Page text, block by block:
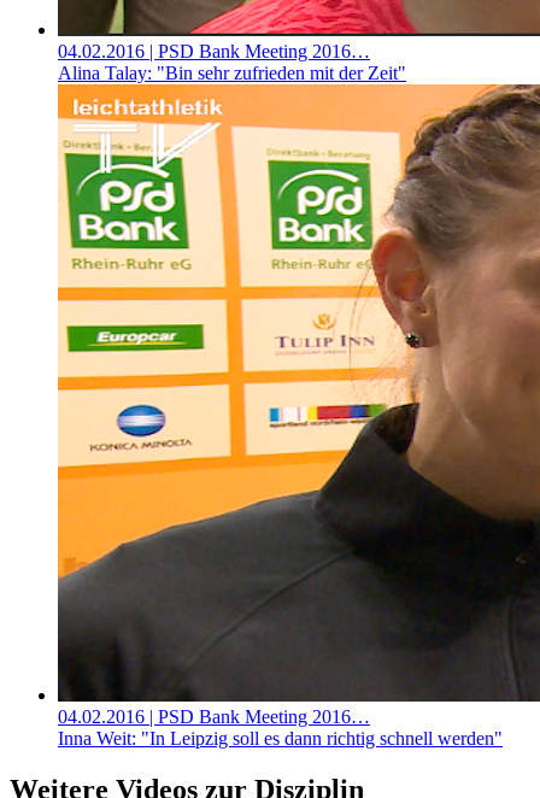
04.02.2016 | PSD Bank Meeting 2016…
Alina Talay: "Bin sehr zufrieden mit der Zeit"
04.02.2016 | PSD Bank Meeting 2016…
Inna Weit: "In Leipzig soll es dann richtig schnell werden"
Weitere Videos zur Disziplin